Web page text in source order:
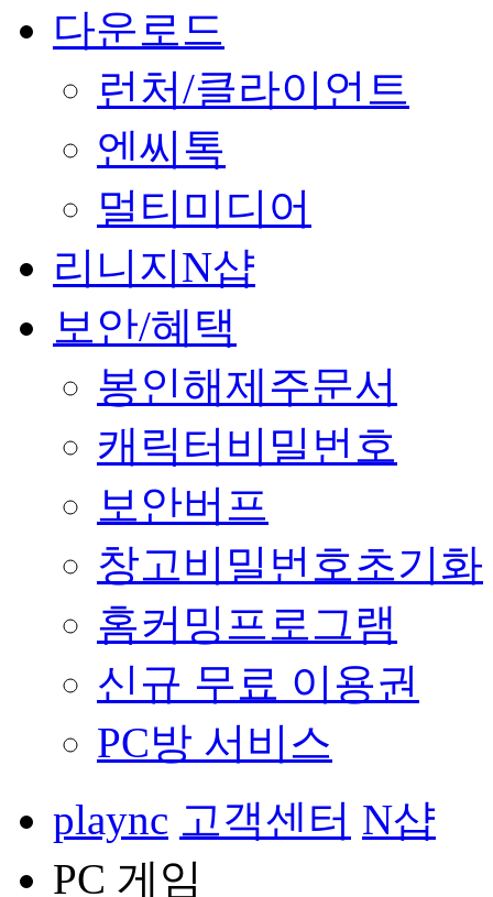
다운로드
런처/클라이언트
엔씨톡
멀티미디어
리니지N샵
보안/혜택
봉인해제주문서
캐릭터비밀번호
보안버프
창고비밀번호초기화
홈커밍프로그램
신규 무료 이용권
PC방 서비스
plaync 고객센터 N샵
PC 게임